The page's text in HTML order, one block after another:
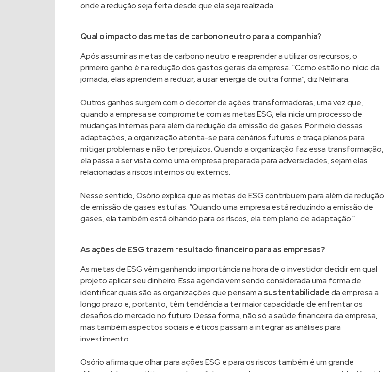
onde a redução seja feita desde que ela seja realizada.
Qual o impacto das metas de carbono neutro para a companhia?
Após assumir as metas de carbono neutro e reaprender a utilizar os recursos, o
primeiro ganho é na redução dos gastos gerais da empresa. “Como estão no início da
jornada, elas aprendem a reduzir, a usar energia de outra forma”, diz Nelmara.
Outros ganhos surgem com o decorrer de ações transformadoras, uma vez que,
quando a empresa se compromete com as metas ESG, ela inicia um processo de
mudanças internas para além da redução da emissão de gases. Por meio dessas
adaptações, a organização atenta-se para cenários futuros e traça planos para
mitigar problemas e não ter prejuízos. Quando a organização faz essa transformação,
ela passa a ser vista como uma empresa preparada para adversidades, sejam elas
relacionadas a riscos internos ou externos.
Nesse sentido, Osório explica que as metas de ESG contribuem para além da redução
de emissão de gases estufas. “Quando uma empresa está reduzindo a emissão de
gases, ela também está olhando para os riscos, ela tem plano de adaptação.”
As ações de ESG trazem resultado financeiro para as empresas?
As metas de ESG vêm ganhando importância na hora de o investidor decidir em qual
projeto aplicar seu dinheiro. Essa agenda vem sendo considerada uma forma de
identificar quais são as organizações que pensam a sustentabilidadeda empresa a
longo prazo e, portanto, têm tendência a ter maior capacidade de enfrentar os
desafios do mercado no futuro. Dessa forma, não só a saúde financeira da empresa,
mas também aspectos sociais e éticos passam a integrar as análises para
investimento.
Osório afirma que olhar para ações ESG e para os riscos também é um grande